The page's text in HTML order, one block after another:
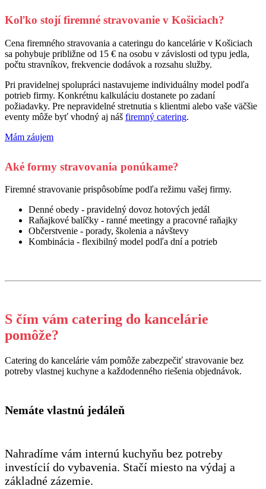
Koľko stojí firemné stravovanie v Košiciach?
Cena firemného stravovania a cateringu do kancelárie v Košiciach
sa pohybuje približne od 15 € na osobu v závislosti od typu jedla,
počtu stravníkov, frekvencie dodávok a rozsahu služby.
Pri pravidelnej spolupráci nastavujeme individuálny model podľa
potrieb firmy. Konkrétnu kalkuláciu dostanete po zadaní
požiadavky. Pre nepravidelné stretnutia s klientmi alebo vaše väčšie
eventy môže byť vhodný aj náš firemný catering.
Mám záujem
Aké formy stravovania ponúkame?
Firemné stravovanie prispôsobíme podľa režimu vašej firmy.
Denné obedy - pravidelný dovoz hotových jedál
Raňajkové balíčky - ranné meetingy a pracovné raňajky
Občerstvenie - porady, školenia a návštevy
Kombinácia - flexibilný model podľa dní a potrieb
S čím vám catering do kancelárie
pomôže?
Catering do kancelárie vám pomôže zabezpečiť stravovanie bez
potreby vlastnej kuchyne a každodenného riešenia objednávok.
Nemáte vlastnú jedáleň
Nahradíme vám internú kuchyňu bez potreby
investícií do vybavenia. Stačí miesto na výdaj a
základné zázemie.